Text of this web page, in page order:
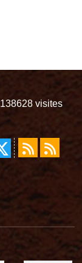
138628 visites